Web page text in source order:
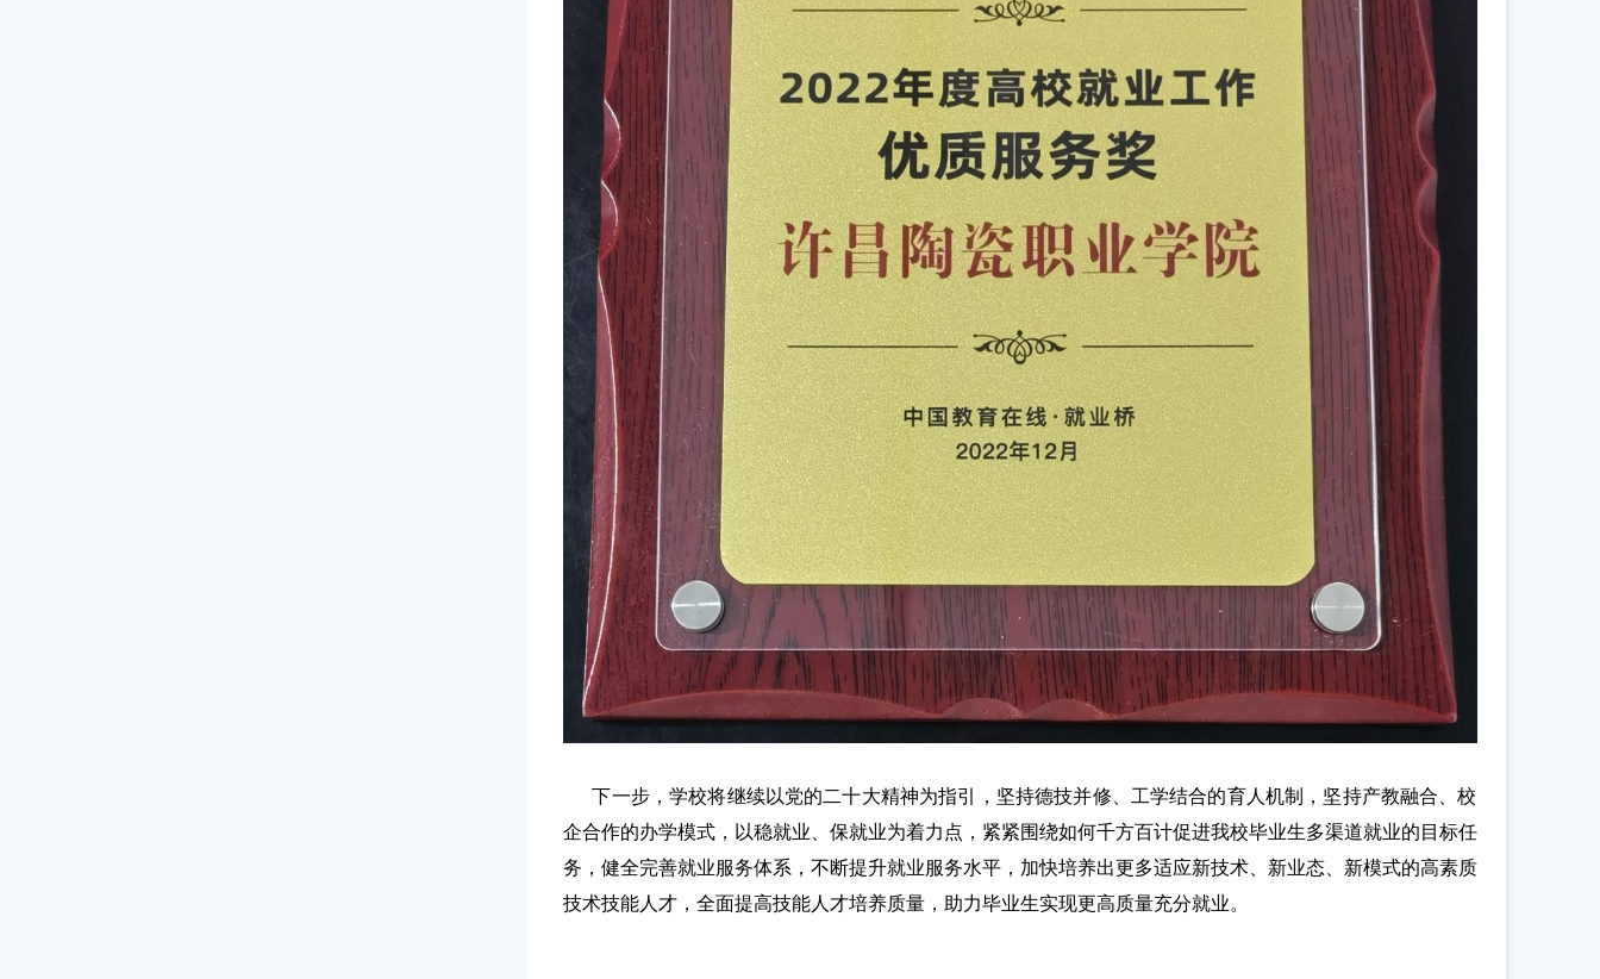
下一步，学校将继续以党的二十大精神为指引，坚持德技并修、工学结合的育人机制，坚持产教融合、校
企合作的办学模式，以稳就业、保就业为着力点，紧紧围绕如何千方百计促进我校毕业生多渠道就业的目标任
务，健全完善就业服务体系，不断提升就业服务水平，加快培养出更多适应新技术、新业态、新模式的高素质
技术技能人才，全面提高技能人才培养质量，助力毕业生实现更高质量充分就业。